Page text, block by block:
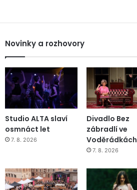
Novinky a rozhovory
Studio ALTA slaví
osmnáct let
7. 8. 2026
Divadlo Bez
zábradlí ve
Voděrádkách
7. 8. 2026